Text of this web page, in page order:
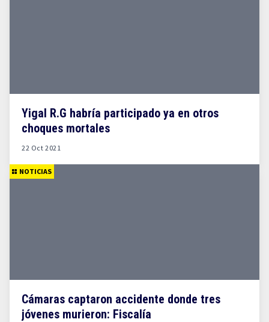
Yigal R.G habría participado ya en otros
choques mortales
22 Oct 2021
NOTICIAS
Cámaras captaron accidente donde tres
jóvenes murieron: Fiscalía